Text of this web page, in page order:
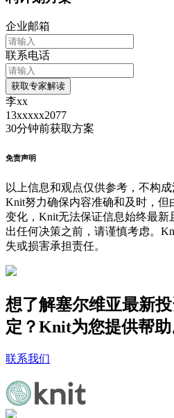
企业邮箱
联系电话
获取专家解读
李xx
13xxxxx2077
30分钟前获取方案
免责声明
以上信息和观点仅供参考，不构
Knit努力确保内容准确和及时，但
变化，Knit无法保证信息始终最
出任何决策之前，请谨慎考虑。
失或损害承担责任。
想了解塞尔维亚最新
定？Knit为您提供帮助
联系我们